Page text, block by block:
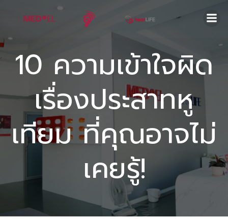
10 ความเข้าใจผิด
เรื่องประสาทหู
เทียม ที่คุณอาจไม่
เคยรู้!